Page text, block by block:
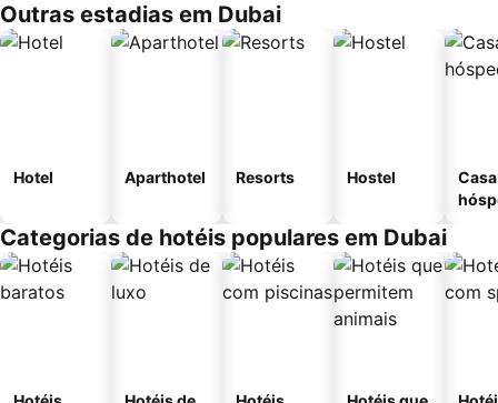
Outras estadias em Dubai
Hotel Aparthotel Resorts Hostel
Categorias de hotéis populares em Dubai